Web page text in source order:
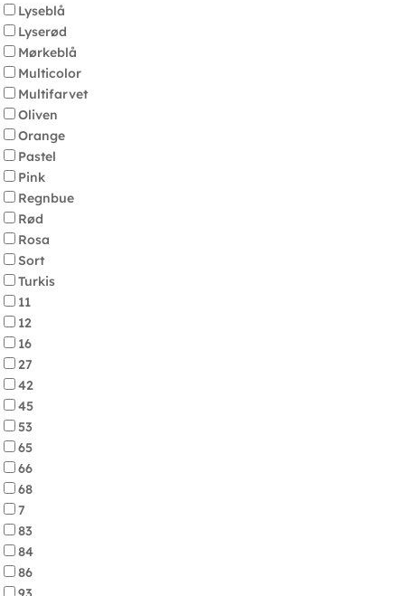
Lyseblå
Lyserød
Mørkeblå
Multicolor
Multifarvet
Oliven
Orange
Pastel
Pink
Regnbue
Rød
Rosa
Sort
Turkis
11
12
16
27
42
45
53
65
66
68
7
83
84
86